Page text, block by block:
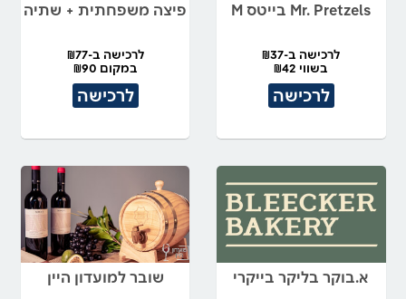
Mr. Pretzels בייטס M
לרכישה ב-₪37
בשווי ₪42
לרכישה
פיצה משפחתית + שתיה
לרכישה ב-₪77
במקום ₪90
לרכישה
א.בוקר בליקר בייקרי שובר למועדון היין